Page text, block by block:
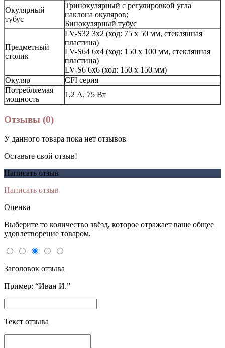
Окулярный
тубус
Тринокулярный с регулировкой угла
наклона окуляров;
Бинокулярный тубус
Предметный
столик
LV-S32 3x2 (ход: 75 х 50 мм, стеклянная
пластина)
LV-S64 6x4 (ход: 150 х 100 мм, стеклянная
пластина)
LV-S6 6x6 (ход: 150 х 150 мм)
Окуляр
CFI серия
Потребляемая
мощность
1,2 А, 75 Вт
Отзывы (0)
У данного товара пока нет отзывов
Оставьте свой отзыв!
Написать отзыв
Написать отзыв
Оценка
Выберите то количество звёзд, которое отражает ваше общее
удовлетворение товаром.
Заголовок отзыва
Пример: “Иван И.”
Текст отзыва